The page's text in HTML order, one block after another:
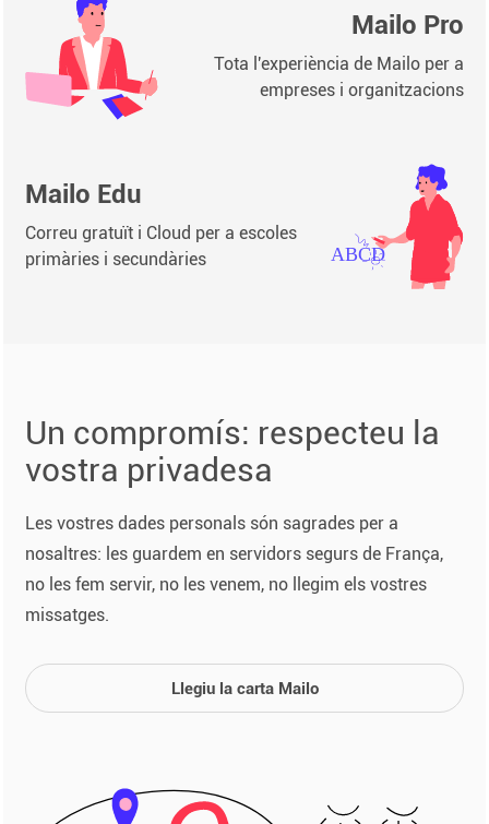
Mailo Pro
Tota l'experiència de Mailo per a
empreses i organitzacions
Mailo Edu
Correu gratuït i Cloud per a escoles
primàries i secundàries
Un compromís: respecteu la
vostra privadesa
Les vostres dades personals són sagrades per a
nosaltres: les guardem en servidors segurs de França,
no les fem servir, no les venem, no llegim els vostres
missatges.
Llegiu la carta Mailo